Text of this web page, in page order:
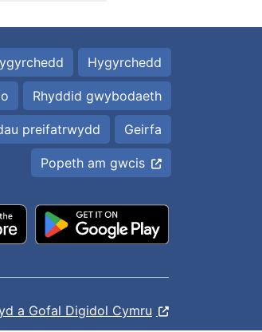
Hygyrchedd
Rhyddid gwybodaeth
preifatrwydd Geirfa
Popeth am gwcis
a Gofal Digidol Cymru